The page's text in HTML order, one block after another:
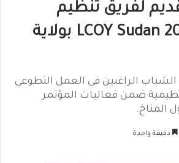
لفريق تنظيم
فعاليات LCOY Sudan 2026 بولاية
الراغبين في العمل التطوعي
ضمن فعاليات المؤتمر
المناخ.
دقيقة واحدة